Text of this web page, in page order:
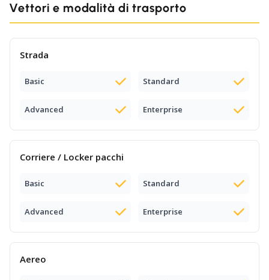
Vettori e modalità di trasporto
Strada
Basic Standard
Advanced Enterprise
Corriere / Locker pacchi
Basic Standard
Advanced Enterprise
Aereo